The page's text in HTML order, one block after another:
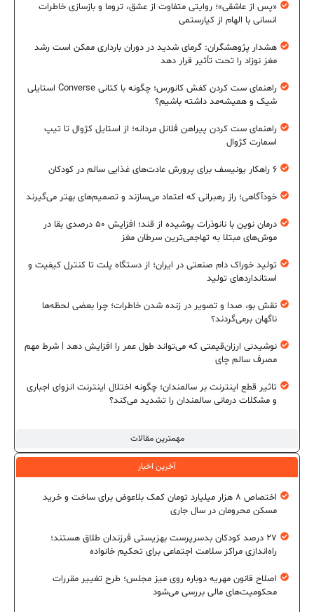
مهمترین مقالات
«پس از عاشقی»؛ روایتی متفاوت از عشق، تروما و بازسازی خاطرات
انسانی با الهام از کیارستمی
هشدار پژوهشگران: گرمای شدید در دوران بارداری ممکن است رشد
مغز نوزاد را تحت تأثیر قرار دهد
راهنمای ست کردن کفش کانورس؛ چگونه با کتانی Converse استایلی
شیک و همیشه‌مد داشته باشیم؟
راهنمای ست کردن پیراهن فلانل مردانه؛ از استایل کژوال تا تیپ
اسمارت کژوال
۶ راهکار یونیسف برای پرورش عادت‌های غذایی سالم در کودکان
خودآگاهی؛ راز رهبرانی که اعتماد می‌سازند و تصمیم‌های بهتر می‌گیرند
درمان نوین با نانوذرات پوشیده از قند؛ افزایش ۵۰ درصدی بقا در
موش‌های مبتلا به تهاجمی‌ترین سرطان مغز
تولید خوراک دام صنعتی در ایران؛ از دستگاه پلت تا کنترل کیفیت و
استانداردهای تولید
نقش بو، صدا و تصویر در زنده شدن خاطرات؛ چرا بعضی لحظه‌ها
ناگهان برمی‌گردند؟
نوشیدنی ارزان‌قیمتی که می‌تواند طول عمر را افزایش دهد | شرط مهم
مصرف سالم چای
تاثیر قطع اینترنت بر سالمندان؛ چگونه اختلال اینترنت انزوای اجباری
و مشکلات درمانی سالمندان را تشدید می‌کند؟
آخرین اخبار
اختصاص ۸ هزار میلیارد تومان کمک بلاعوض برای ساخت و خرید
مسکن محرومان در سال جاری
۲۷ درصد کودکان بدسرپرست بهزیستی فرزندان طلاق هستند؛
راه‌اندازی مراکز سلامت اجتماعی برای تحکیم خانواده
اصلاح قانون مهریه دوباره روی میز مجلس؛ طرح تغییر مقررات
محکومیت‌های مالی بررسی می‌شود